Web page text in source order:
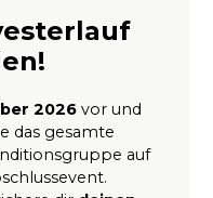
2026 vor und
das gesamte
auf